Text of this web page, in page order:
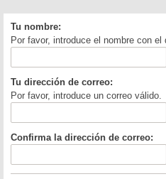
Tu nombre:
Por favor, introduce el nombre con
Tu dirección de correo:
Por favor, introduce un correo válido.
Confirma la dirección de correo: